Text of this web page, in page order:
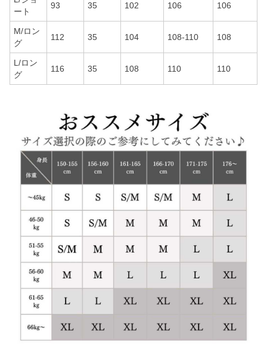
ート
93 35 102 106 106
M/ロン
グ
112 35 104 108-110 108
L/ロン
グ
116 35 108 110 110